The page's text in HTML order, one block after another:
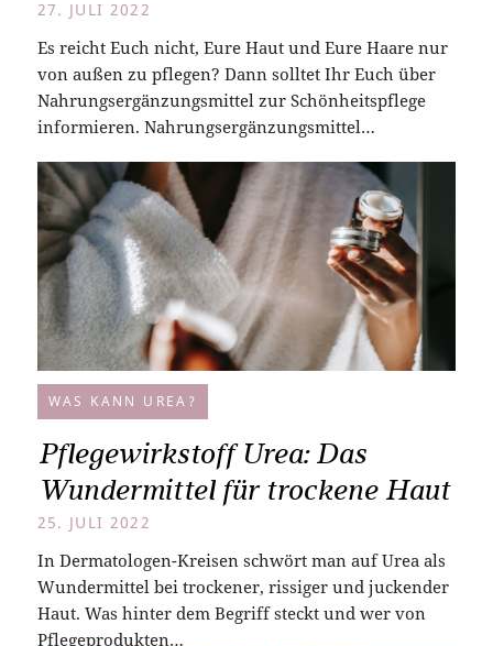
27. JULI 2022
Es reicht Euch nicht, Eure Haut und Eure Haare nur
von außen zu pflegen? Dann solltet Ihr Euch über
Nahrungsergänzungsmittel zur Schönheitspflege
informieren. Nahrungsergänzungsmittel…
WAS KANN UREA?
Pflegewirkstoff Urea: Das
Wundermittel für trockene Haut
25. JULI 2022
In Dermatologen-Kreisen schwört man auf Urea als
Wundermittel bei trockener, rissiger und juckender
Haut. Was hinter dem Begriff steckt und wer von
Pflegeprodukten…